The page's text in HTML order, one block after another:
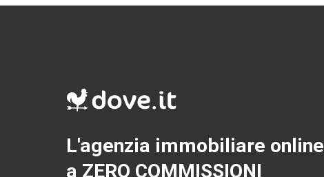
L'agenzia immobiliare online
a ZERO COMMISSIONI